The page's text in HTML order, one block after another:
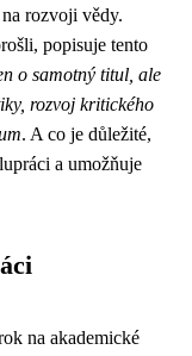
rozvoji vědy.
popisuje tento
o samotný titul, ale
rozvoj kritického
. A co je důležité,
a umožňuje
na akademické